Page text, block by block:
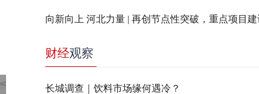
财经观察
长城调查｜饮料市场缘何遇冷？